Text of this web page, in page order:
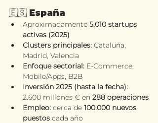
🇪🇸 España
Aproximadamente 5.010 startups
activas (2025)
Clusters principales: Cataluña,
Madrid, Valencia
Enfoque sectorial: E-Commerce,
Mobile/Apps, B2B
Inversión 2025 (hasta la fecha):
2.600 millones € en 288 operaciones
Empleo: cerca de 100.000 nuevos
puestos cada año